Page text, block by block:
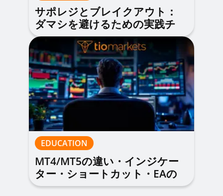
サポレジとブレイクアウト：
ダマシを避けるための実践チ
ェックリスト
EDUCATION
MT4/MT5の違い・インジケー
ター・ショートカット・EAの
基礎